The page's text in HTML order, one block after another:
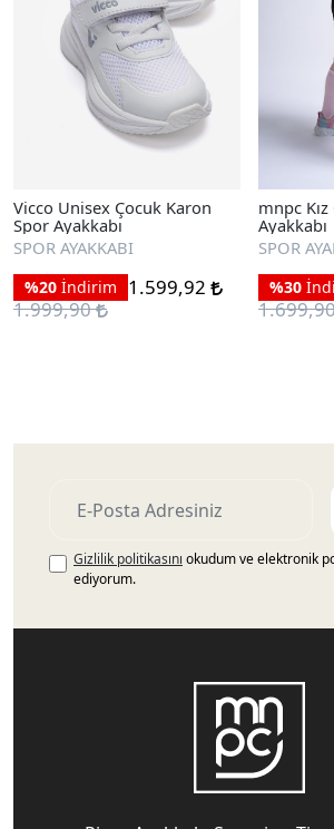
Vicco Unisex Çocuk Karon
Spor Ayakkabı
SPOR AYAKKABI
%20 İndirim
1.599,92
1.999,90
mnpc Kız
Ayakkabı
SPOR
%30
Gizlilik politikasını okudum ve elektronik
ediyorum.